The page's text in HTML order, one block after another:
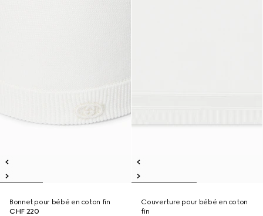
Bonnet pour bébé en coton fin
CHF 220
Couverture pour bébé en coton
fin